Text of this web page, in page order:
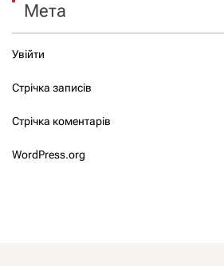
Мета
Увійти
Стрічка записів
Стрічка коментарів
WordPress.org